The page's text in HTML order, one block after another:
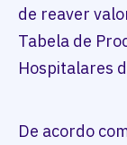
de reaver
Tabela de
Hospitalares
De acordo